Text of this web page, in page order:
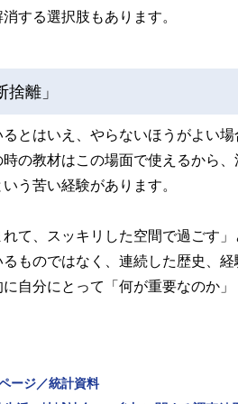
する選択肢もあります。
離」
とはいえ、やらないほうがよい
の教材はこの場面で使えるから
う苦い経験があります。
れて、スッキリした空間で過ごす
ものではなく、連続した歴史、
自分にとって「何が重要なのか
ージ／統計資料